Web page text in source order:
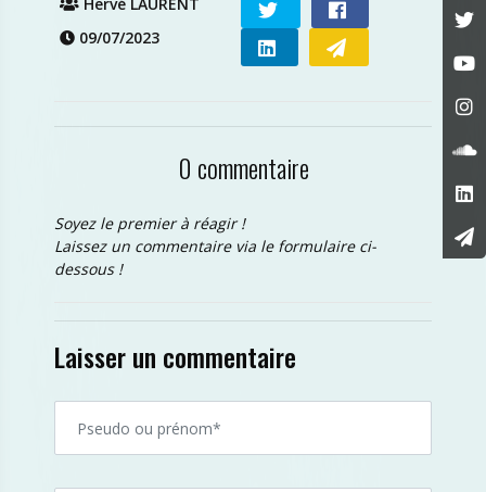
09/07/2023
0 commentaire
Soyez le premier à réagir !
Laissez un commentaire via le formulaire ci-
dessous !
Laisser un commentaire